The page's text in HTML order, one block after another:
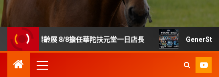
貿樂齡展 8/8擔任華陀扶元堂一日店長 GenerStand 擬推